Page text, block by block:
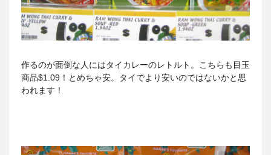
作るのが面倒な人にはタイカレーのレトルト。こちらも目玉
商品$1.09！とめちゃ安。タイでより安いのではないかと思
われます！